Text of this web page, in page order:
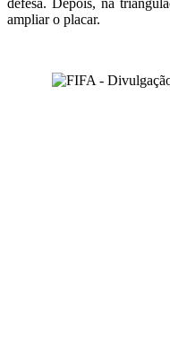
defesa. Depois, na
ampliar o placar.